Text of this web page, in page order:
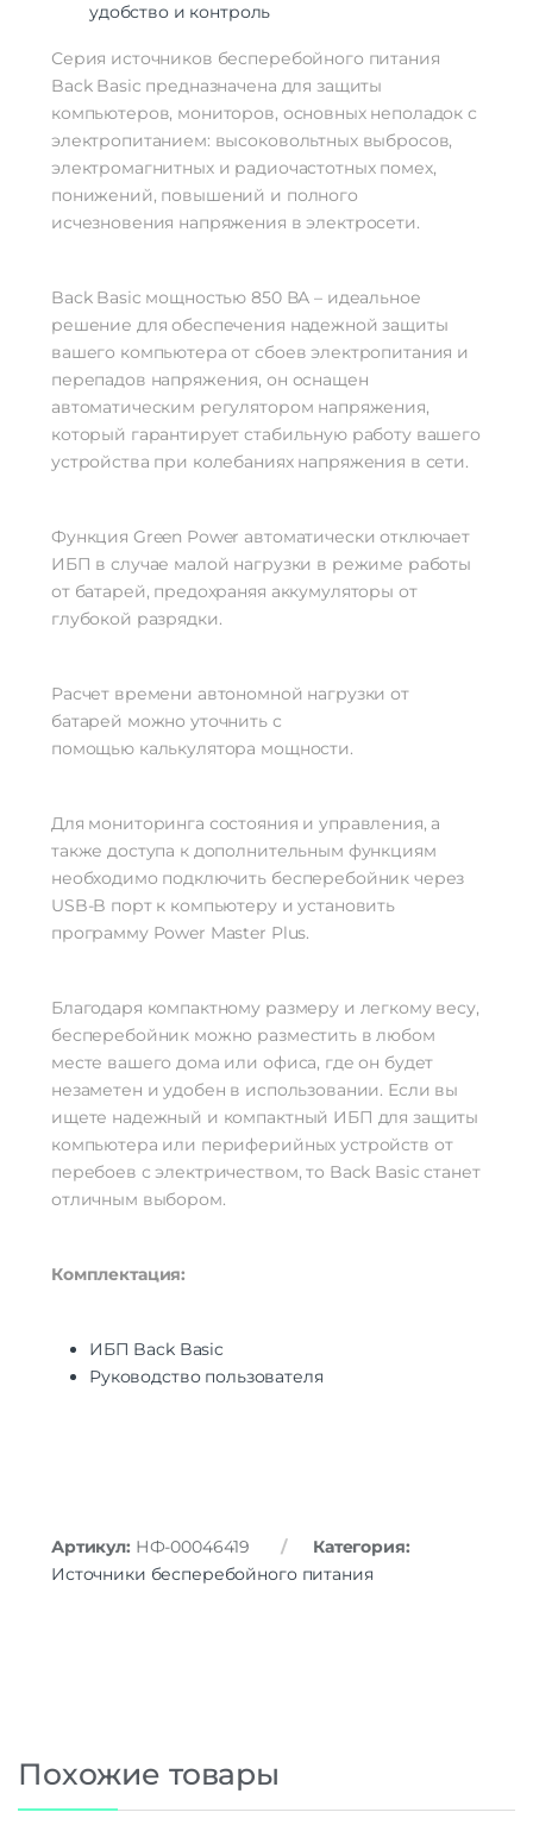
удобство и контроль
Серия источников бесперебойного питания
Back Basic предназначена для защиты
компьютеров, мониторов, основных неполадок с
электропитанием: высоковольтных выбросов,
электромагнитных и радиочастотных помех,
понижений, повышений и полного
исчезновения напряжения в электросети.
Back Basic мощностью 850 ВА – идеальное
решение для обеспечения надежной защиты
вашего компьютера от сбоев электропитания и
перепадов напряжения, он оснащен
автоматическим регулятором напряжения,
который гарантирует стабильную работу вашего
устройства при колебаниях напряжения в сети.
Функция Green Power автоматически отключает
ИБП в случае малой нагрузки в режиме работы
от батарей, предохраняя аккумуляторы от
глубокой разрядки.
Расчет времени автономной нагрузки от
батарей можно уточнить с
помощью калькулятора мощности.
Для мониторинга состояния и управления, а
также доступа к дополнительным функциям
необходимо подключить бесперебойник через
USB-B порт к компьютеру и установить
программу Power Master Plus.
Благодаря компактному размеру и легкому весу,
бесперебойник можно разместить в любом
месте вашего дома или офиса, где он будет
незаметен и удобен в использовании. Если вы
ищете надежный и компактный ИБП для защиты
компьютера или периферийных устройств от
перебоев с электричеством, то Back Basic станет
отличным выбором.
Комплектация:
ИБП Back Basic
Руководство пользователя
Артикул: НФ-00046419
Категория:
Источники бесперебойного питания
Похожие товары